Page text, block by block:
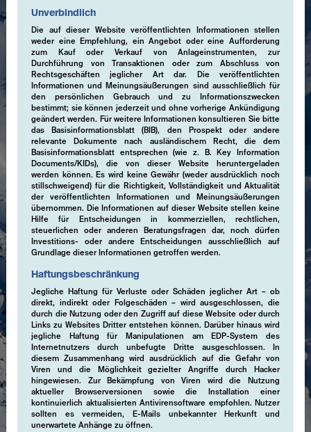
Unverbindlich
Die auf dieser Website veröffentlichten Informationen stellen
weder eine Empfehlung, ein Angebot oder eine Aufforderung
zum Kauf oder Verkauf von Anlageinstrumenten, zur
Durchführung von Transaktionen oder zum Abschluss von
Rechtsgeschäften jeglicher Art dar. Die veröffentlichten
Informationen und Meinungsäußerungen sind ausschließlich für
den persönlichen Gebrauch und zu Informationszwecken
bestimmt; sie können jederzeit und ohne vorherige Ankündigung
geändert werden. Für weitere Informationen konsultieren Sie bitte
das Basisinformationsblatt (BIB), den Prospekt oder andere
relevante Dokumente nach ausländischem Recht, die dem
Basisinformationsblatt entsprechen (wie z. B. Key Information
Documents/KIDs), die von dieser Website heruntergeladen
werden können. Es wird keine Gewähr (weder ausdrücklich noch
stillschweigend) für die Richtigkeit, Vollständigkeit und Aktualität
der veröffentlichten Informationen und Meinungsäußerungen
übernommen. Die Informationen auf dieser Website stellen keine
Hilfe für Entscheidungen in kommerziellen, rechtlichen,
steuerlichen oder anderen Beratungsfragen dar, noch dürfen
Investitions- oder andere Entscheidungen ausschließlich auf
Grundlage dieser Informationen getroffen werden.
Haftungsbeschränkung
Jegliche Haftung für Verluste oder Schäden jeglicher Art – ob
direkt, indirekt oder Folgeschäden – wird ausgeschlossen, die
durch die Nutzung oder den Zugriff auf diese Website oder durch
Links zu Websites Dritter entstehen können. Darüber hinaus wird
jegliche Haftung für Manipulationen am EDP-System des
Internetnutzers durch unbefugte Dritte ausgeschlossen. In
diesem Zusammenhang wird ausdrücklich auf die Gefahr von
Viren und die Möglichkeit gezielter Angriffe durch Hacker
hingewiesen. Zur Bekämpfung von Viren wird die Nutzung
aktueller Browserversionen sowie die Installation einer
kontinuierlich aktualisierten Antivirensoftware empfohlen. Nutzer
sollten es vermeiden, E-Mails unbekannter Herkunft und
unerwartete Anhänge zu öffnen.
Expertise